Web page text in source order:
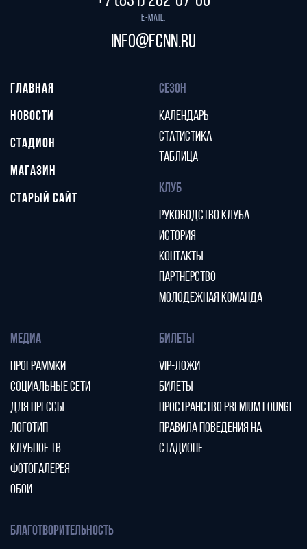
E-mail:
info@fcnn.ru
ГЛАВНАЯ
НОВОСТИ
СТАДИОН
МАГАЗИН
СТАРЫЙ САЙТ
СЕЗОН
КАЛЕНДАРЬ
СТАТИСТИКА
ТАБЛИЦА
КЛУБ
РУКОВОДСТВО КЛУБА
ИСТОРИЯ
КОНТАКТЫ
ПАРТНЕРСТВО
МОЛОДЕЖНАЯ КОМАНДА
МЕДИА
ПРОГРАММКИ
СОЦИАЛЬНЫЕ СЕТИ
ДЛЯ ПРЕССЫ
ЛОГОТИП
КЛУБНОЕ ТВ
ФОТОГАЛЕРЕЯ
ОБОИ
БИЛЕТЫ
VIP-ЛОЖИ
БИЛЕТЫ
ПРОСТРАНСТВО PREMIUM LOUNGE
ПРАВИЛА ПОВЕДЕНИЯ НА
СТАДИОНЕ
БЛАГОТВОРИТЕЛЬНОСТЬ